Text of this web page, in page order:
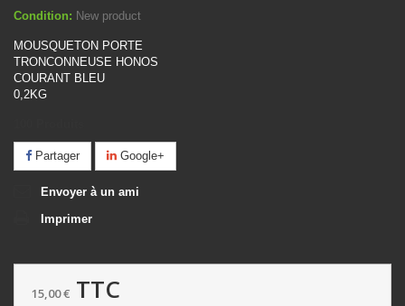
Condition: New product
MOUSQUETON PORTE
TRONCONNEUSE HONOS
COURANT BLEU
0,2KG
Partager Google+
Envoyer à un ami
Imprimer
15,00 € TTC